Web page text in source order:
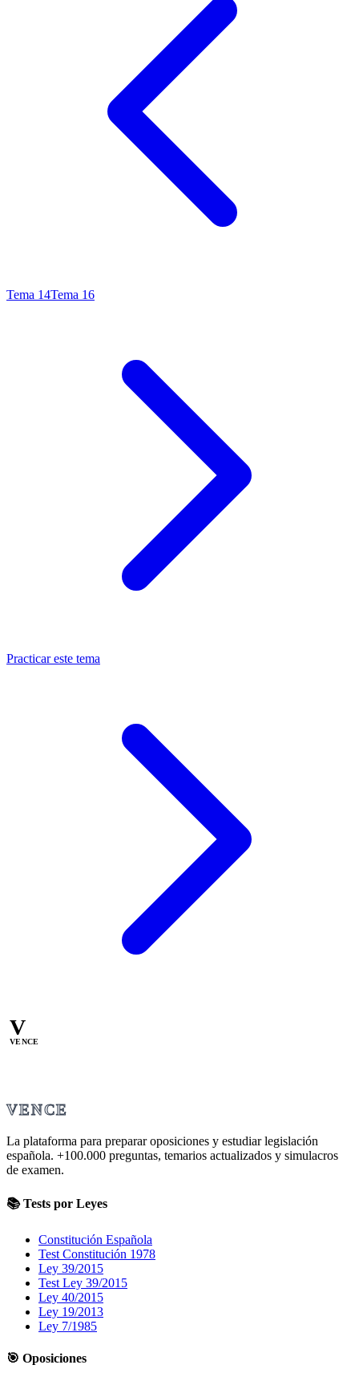
Tema 14Tema 16
Practicar este tema
V
VENCE
VENCE
La plataforma para preparar oposiciones y estudiar legislación
española. +100.000 preguntas, temarios actualizados y simulacros
de examen.
📚 Tests por Leyes
Constitución Española
Test Constitución 1978
Ley 39/2015
Test Ley 39/2015
Ley 40/2015
Ley 19/2013
Ley 7/1985
🎯 Oposiciones